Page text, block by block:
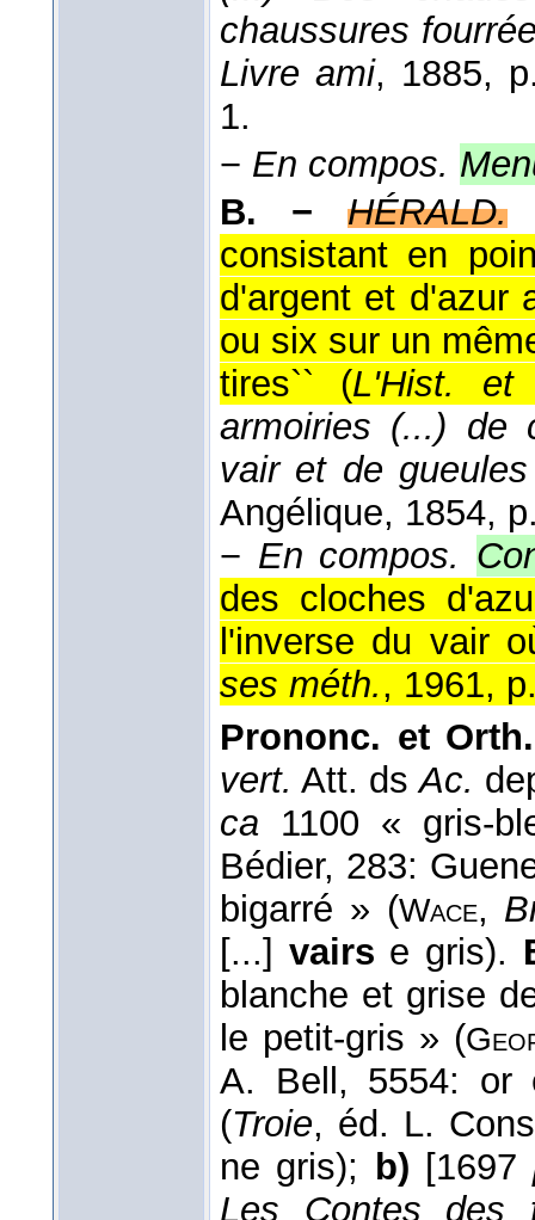
chaussures
Livre ami, 1885,
1.
− En compos.
B. −
HÉRALD.
consistant en
d'argent et d'azur
ou six sur un
tires`` (L'Hist. et
armoiries (...) de
vair et de
Angélique, 1854,
− En compos.
des cloches
l'inverse du vair
ses méth., 1961,
Prononc. et
vert. Att. dsAc.
ca 1100 « gris-
Bédier, 283:
bigarré » (Wace,
[...] vairs e gris).
blanche et grise
le petit-gris » (
A. Bell, 5554:
(Troie, éd. L.
ne gris); b) [1697
Les Contes des